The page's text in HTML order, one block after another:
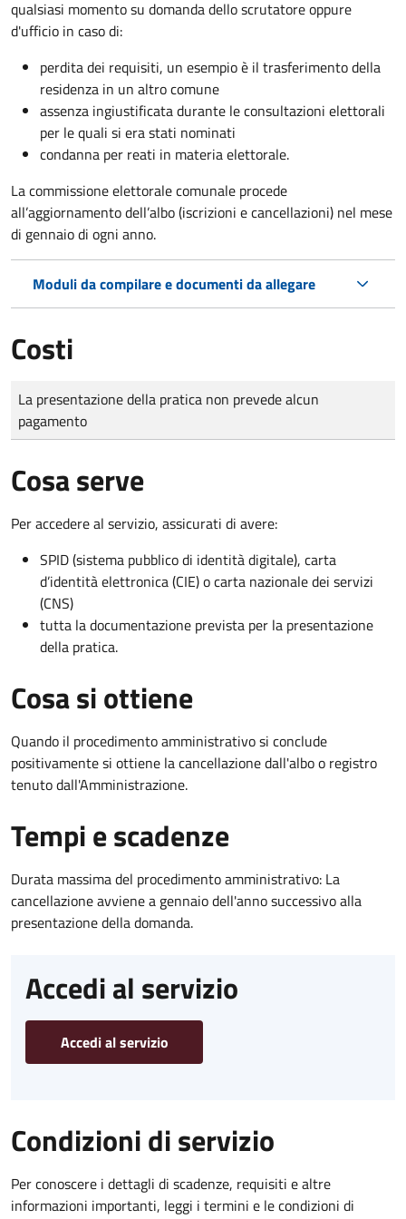
qualsiasi momento su domanda dello scrutatore oppure
d'ufficio in caso di:
perdita dei requisiti, un esempio è il trasferimento della
residenza in un altro comune
assenza ingiustificata durante le consultazioni elettorali
per le quali si era stati nominati
condanna per reati in materia elettorale.
La commissione elettorale comunale procede
all’aggiornamento dell’albo (iscrizioni e cancellazioni) nel mese
di gennaio di ogni anno.
Moduli da compilare e documenti da allegare
Costi
Tipo di pagamento
Importo
La presentazione della pratica non prevede alcun
pagamento
Cosa serve
Per accedere al servizio, assicurati di avere:
SPID (sistema pubblico di identità digitale), carta
d’identità elettronica (CIE) o carta nazionale dei servizi
(CNS)
tutta la documentazione prevista per la presentazione
della pratica.
Cosa si ottiene
Quando il procedimento amministrativo si conclude
positivamente si ottiene la cancellazione dall'albo o registro
tenuto dall'Amministrazione.
Tempi e scadenze
Durata massima del procedimento amministrativo: La
cancellazione avviene a gennaio dell'anno successivo alla
presentazione della domanda.
Accedi al servizio
Accedi al servizio
Condizioni di servizio
Per conoscere i dettagli di scadenze, requisiti e altre
informazioni importanti, leggi i termini e le condizioni di